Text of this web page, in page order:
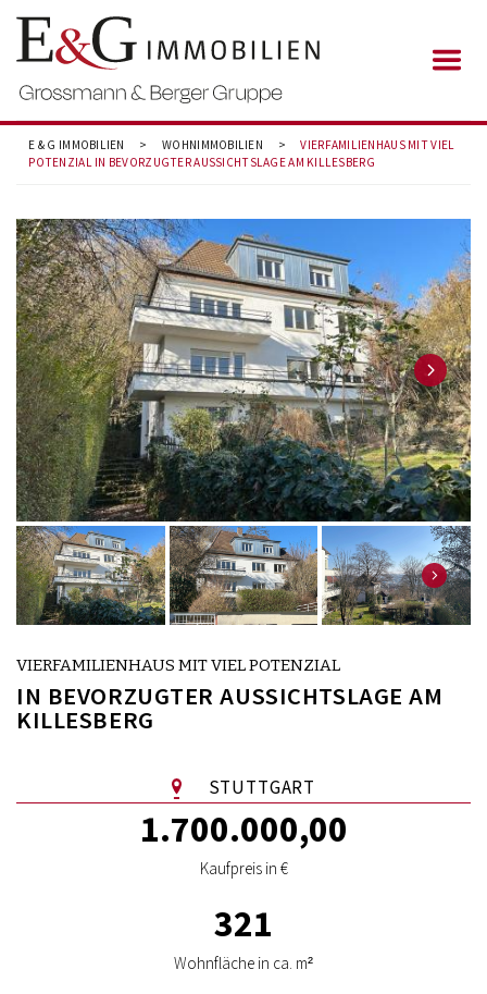
E & G IMMOBILIEN > WOHNIMMOBILIEN >
VIERFAMILIENHAUS MIT VIEL
POTENZIAL IN BEVORZUGTER AUSSICHTSLAGE AM KILLESBERG
VIERFAMILIENHAUS MIT VIEL POTENZIAL
IN BEVORZUGTER AUSSICHTSLAGE AM
KILLESBERG
STUTTGART
1.700.000,00
Kaufpreis in €
321
Wohnfläche in ca. m²